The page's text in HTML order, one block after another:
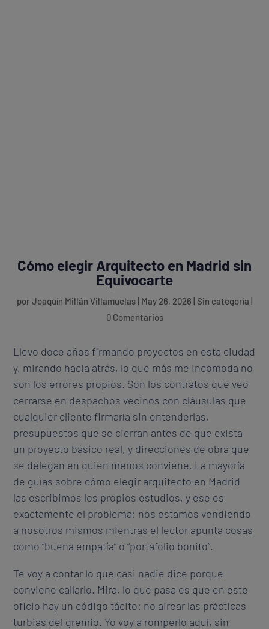
Cómo elegir Arquitecto en Madrid sin
Equivocarte
por Joaquín Millán Villamuelas| May 26, 2026 | Sin categoría |
0 Comentarios
Llevo doce años firmando proyectos en esta ciudad
y, mirando hacia atrás, lo que más me incomoda no
son los errores propios. Son los contratos que veo
cerrarse en despachos vecinos con cláusulas que
cualquier cliente firmaría sin entenderlas,
presupuestos que se cierran antes de que exista
un proyecto básico real, y direcciones de obra que
se delegan en quien menos conviene. La mayoría
de guías sobre cómo elegir arquitecto en Madrid
las escribimos los propios estudios, y ese es
exactamente el problema: nos estamos vendiendo
a nosotros mismos mientras el lector apunta cosas
como “buena empatía” o “portafolio bonito”.
Te voy a contar lo que casi nadie dice porque
conviene callarlo. Mira, lo que pasa es que en este
oficio hay un código tácito: no airear las prácticas
turbias del gremio. Yo voy a romperlo aquí, sin